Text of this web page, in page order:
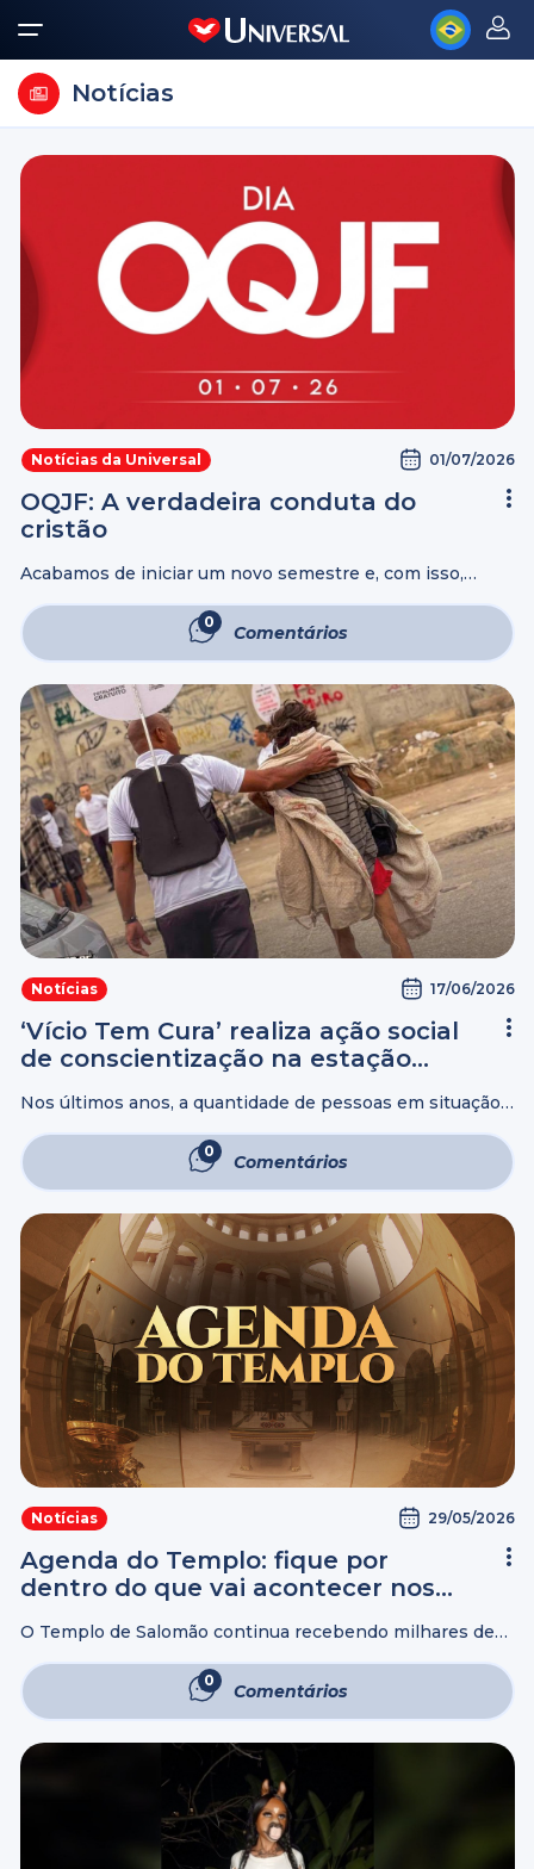
Notícias
Notícias da Universal 01/07/2026
OQJF: A verdadeira conduta do
cristão
Acabamos de iniciar um novo semestre e, com isso,
conduta diante de Deus e das pessoas. Afinal, aqueles
que convivem com você conseguem ...
0 Comentários
Notícias 17/06/2026
‘Vício Tem Cura’ realiza ação social
de conscientização na estação
Nos últimos anos, a quantidade de pessoas em situação
que, somente no Rio de Janeiro, cerca de 7.865 pessoas
se encontram desabrigadas em ...
0 Comentários
Notícias 29/05/2026
Agenda do Templo: fique por
dentro do que vai acontecer nos
O Templo de Salomão continua recebendo milhares de
renovação espiritual e encontro com Deus. Por isso, no
vídeo desta semana, o apresentador ...
0 Comentários